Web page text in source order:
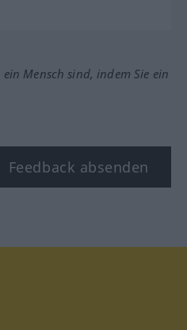
Mensch sind, indem Sie ein
Feedback absenden